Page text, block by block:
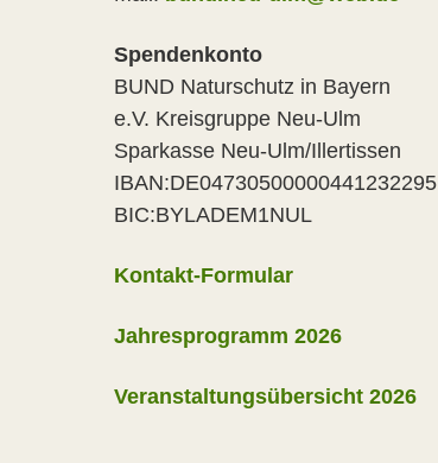
Spendenkonto
BUND Naturschutz in Bayern
e.V. Kreisgruppe Neu-Ulm
Sparkasse Neu-Ulm/Illertissen
IBAN:DE04730500000441232295
BIC:BYLADEM1NUL
Kontakt-Formular
Jahresprogramm 2026
Veranstaltungsübersicht 2026